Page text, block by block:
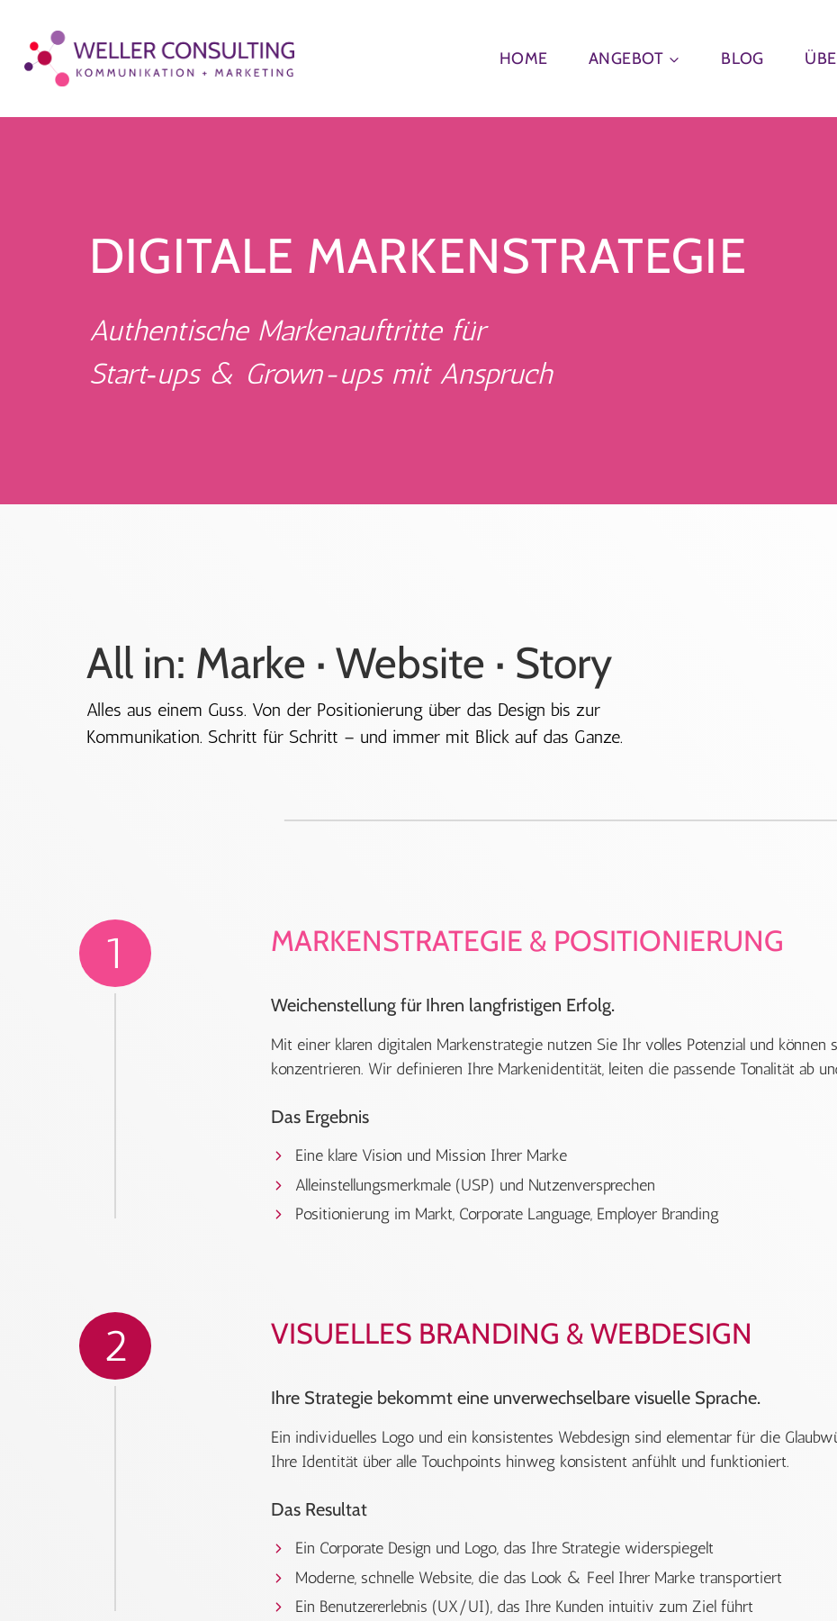
springen
HOME ANGEBOT BLOG
DIGITALE MARKENSTRATEGIE
Authentische Markenauftritte für
Start‑ups & Grown-ups mit Anspruch
All in: Marke · Website · Story
Alles aus einem Guss. Von der Positionierung über das Design bis zur
Kommunikation. Schritt für Schritt – und immer mit Blick auf das Ganze.
1 MARKENSTRATEGIE & POSITIONIERUNG
Weichenstellung für Ihren langfristigen Erfolg.
Mit einer klaren digitalen Markenstrategie nutzen Sie Ihr volles Potenzial und können
konzentrieren. Wir definieren Ihre Markenidentität, leiten die passende Tonalität ab
Das Ergebnis
Eine klare Vision und Mission Ihrer Marke
Alleinstellungsmerkmale (USP) und Nutzenversprechen
Positionierung im Markt, Corporate Language, Employer Branding
2 VISUELLES BRANDING & WEBDESIGN
Ihre Strategie bekommt eine unverwechselbare visuelle Sprache.
Ein individuelles Logo und ein konsistentes Webdesign sind elementar für die
Ihre Identität über alle Touchpoints hinweg konsistent anfühlt und funktioniert.
Das Resultat
Ein Corporate Design und Logo, das Ihre Strategie widerspiegelt
Moderne, schnelle Website, die das Look & Feel Ihrer Marke transportiert
Ein Benutzererlebnis (UX/UI), das Ihre Kunden intuitiv zum Ziel führt